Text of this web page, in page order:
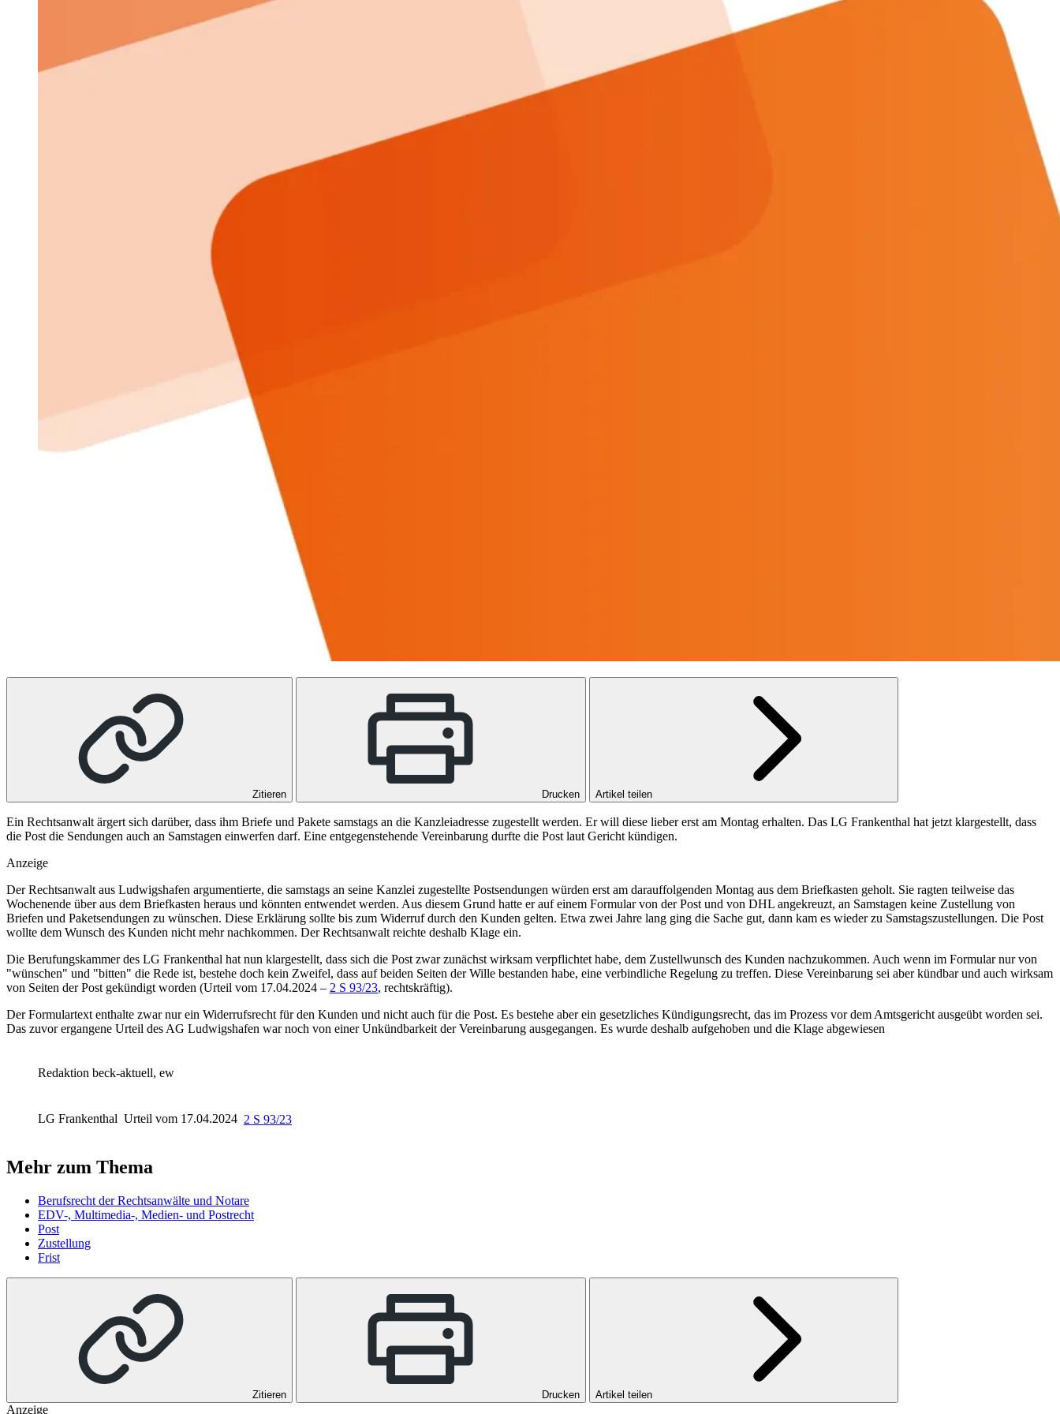
Zitieren Drucken Artikel teilen
Ein Rechtsanwalt ärgert sich darüber, dass ihm Briefe und Pakete samstags an die Kanzleiadresse zugestellt werden. Er will diese lieber erst am Montag erhalten. Das LG Frankenthal hat jetzt klargestellt, dass
die Post die Sendungen auch an Samstagen einwerfen darf. Eine entgegenstehende Vereinbarung durfte die Post laut Gericht kündigen.
Anzeige
Der Rechtsanwalt aus Ludwigshafen argumentierte, die samstags an seine Kanzlei zugestellte Postsendungen würden erst am darauffolgenden Montag aus dem Briefkasten geholt. Sie ragten teilweise das
Wochenende über aus dem Briefkasten heraus und könnten entwendet werden. Aus diesem Grund hatte er auf einem Formular von der Post und von DHL angekreuzt, an Samstagen keine Zustellung von
Briefen und Paketsendungen zu wünschen. Diese Erklärung sollte bis zum Widerruf durch den Kunden gelten. Etwa zwei Jahre lang ging die Sache gut, dann kam es wieder zu Samstagszustellungen. Die Post
wollte dem Wunsch des Kunden nicht mehr nachkommen. Der Rechtsanwalt reichte deshalb Klage ein.
Die Berufungskammer des LG Frankenthal hat nun klargestellt, dass sich die Post zwar zunächst wirksam verpflichtet habe, dem Zustellwunsch des Kunden nachzukommen. Auch wenn im Formular nur von
"wünschen" und "bitten" die Rede ist, bestehe doch kein Zweifel, dass auf beiden Seiten der Wille bestanden habe, eine verbindliche Regelung zu treffen. Diese Vereinbarung sei aber kündbar und auch wirksam
von Seiten der Post gekündigt worden (Urteil vom 17.04.2024 – 2 S 93/23, rechtskräftig).
Der Formulartext enthalte zwar nur ein Widerrufsrecht für den Kunden und nicht auch für die Post. Es bestehe aber ein gesetzliches Kündigungsrecht, das im Prozess vor dem Amtsgericht ausgeübt worden sei.
Das zuvor ergangene Urteil des AG Ludwigshafen war noch von einer Unkündbarkeit der Vereinbarung ausgegangen. Es wurde deshalb aufgehoben und die Klage abgewiesen
Redaktion beck-aktuell, ew
LG Frankenthal Urteil vom 17.04.2024 2 S 93/23
Mehr zum Thema
Berufsrecht der Rechtsanwälte und Notare
EDV-, Multimedia-, Medien- und Postrecht
Post
Zustellung
Frist
Zitieren Drucken Artikel teilen
Anzeige